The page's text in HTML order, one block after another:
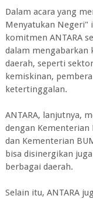
Dalam acara yang
Menyatukan Negeri"
komitmen ANTARA
dalam mengabarkan
daerah, seperti
kemiskinan,
ketertinggalan.
ANTARA, lanjutnya,
dengan Kementerian
dan Kementerian
bisa disinergikan
berbagai daerah.
Selain itu, ANTARA